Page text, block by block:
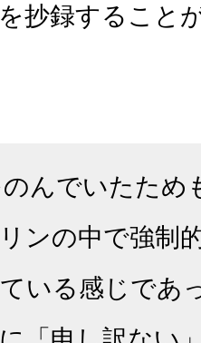
抄録すること
んでいたため
ンの中で強制
いる感じであ